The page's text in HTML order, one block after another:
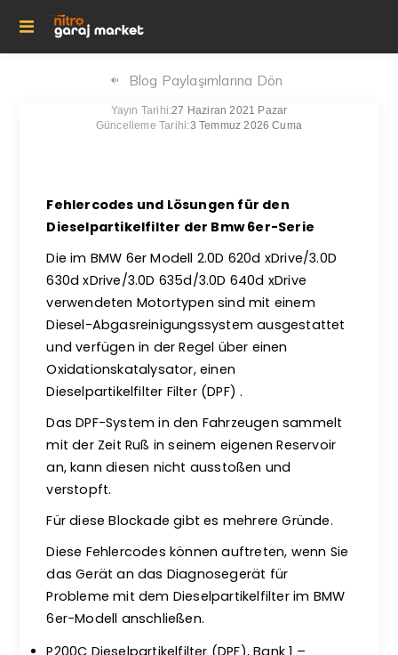
Blog Paylaşımlarına Dön
Yayın Tarihi:27 Haziran 2021 Pazar
Güncelleme Tarihi:3 Temmuz 2026 Cuma
Fehlercodes und Lösungen für den
Dieselpartikelfilter der Bmw 6er-Serie
Die im BMW 6er Modell 2.0D 620d xDrive/3.0D
630d xDrive/3.0D 635d/3.0D 640d xDrive
verwendeten Motortypen sind mit einem
Diesel-Abgasreinigungssystem ausgestattet
und verfügen in der Regel über einen
Oxidationskatalysator, einen
Dieselpartikelfilter Filter (DPF) .
Das DPF-System in den Fahrzeugen sammelt
mit der Zeit Ruß in seinem eigenen Reservoir
an, kann diesen nicht ausstoßen und
verstopft.
Für diese Blockade gibt es mehrere Gründe.
Diese Fehlercodes können auftreten, wenn Sie
das Gerät an das Diagnosegerät für
Probleme mit dem Dieselpartikelfilter im BMW
6er-Modell anschließen.
P200C Dieselpartikelfilter (DPF), Bank 1 –